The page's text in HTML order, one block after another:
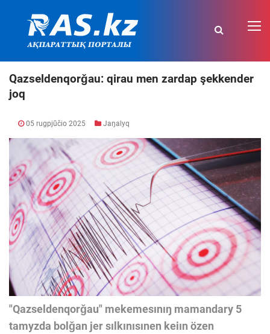
Qazseldenqorǧau: qirau men zardap şekkender
joq
05 rugpjūčio 2025 Jaŋalyq
"Qazseldenqorǧau" mekemesınıŋ mamandary 5
tamyzda bolǧan jer sılkınısınen keiın özen